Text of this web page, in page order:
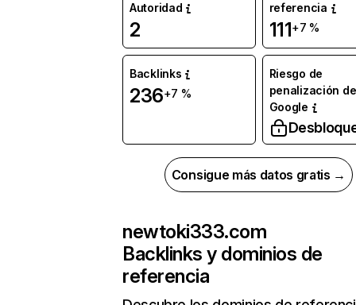
Autoridad
2
referencia
111+7 %
Backlinks
236+7 %
Riesgo de
penalización de
Google
Consigue más datos gratis →
newtoki333.com
Backlinks y dominios de
referencia